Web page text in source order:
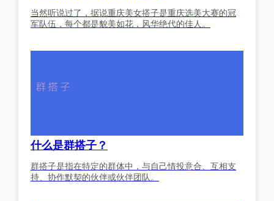
当然听说过了，据说重庆美女搭子是重庆选美大赛的冠
军队伍，每个都是貌美如花，风华绝代的佳人。
什么是群搭子？
群搭子是指在特定的群体中，与自己情投意合、互相支
持、协作默契的伙伴或伙伴团队。